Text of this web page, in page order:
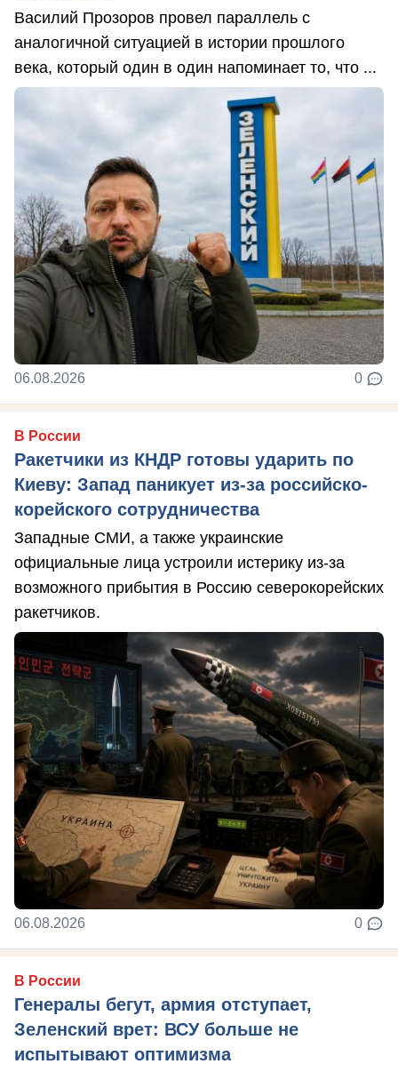
Василий Прозоров провел параллель с
аналогичной ситуацией в истории прошлого
века, который один в один напоминает то, что ...
06.08.2026 0
В России
Ракетчики из КНДР готовы ударить по
Киеву: Запад паникует из-за российско-
корейского сотрудничества
Западные СМИ, а также украинские
официальные лица устроили истерику из-за
возможного прибытия в Россию северокорейских
ракетчиков.
06.08.2026 0
В России
Генералы бегут, армия отступает,
Зеленский врет: ВСУ больше не
испытывают оптимизма